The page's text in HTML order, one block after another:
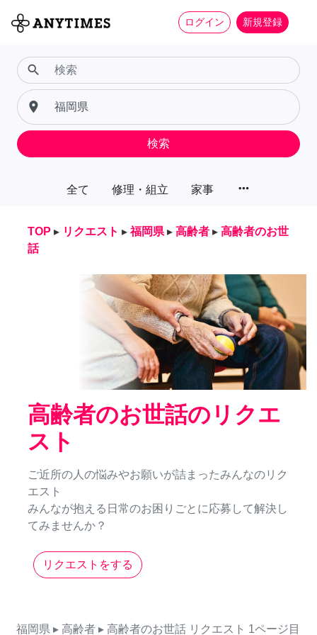
ログイン 新規登録
全て 修理・組立 家事 more_horiz
search
place
検索
TOP ▸ リクエスト ▸ 福岡県 ▸ 高齢者 ▸ 高齢者のお世
話
高齢者のお世話のリクエ
スト
ご近所の人の悩みやお願いが詰まったみんなのリク
エスト
みんなが抱える日常のお困りごとに応募して解決し
てみませんか？
リクエストをする
福岡県 ▸ 高齢者 ▸ 高齢者のお世話 リクエスト 1ページ目